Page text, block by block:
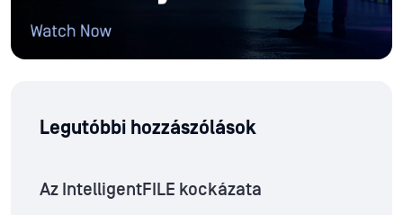
Legutóbbi hozzászólások
Az IntelligentFILE kockázata